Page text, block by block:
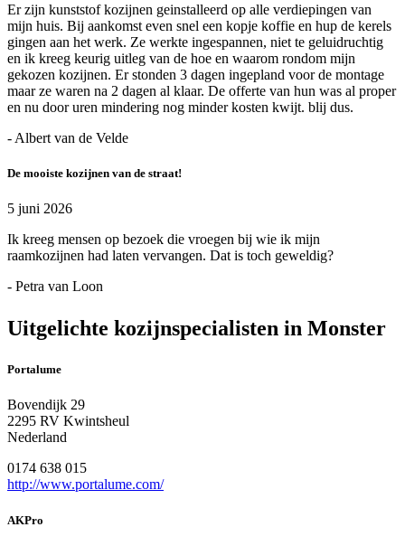
Er zijn kunststof kozijnen geinstalleerd op alle verdiepingen van
mijn huis. Bij aankomst even snel een kopje koffie en hup de kerels
gingen aan het werk. Ze werkte ingespannen, niet te geluidruchtig
en ik kreeg keurig uitleg van de hoe en waarom rondom mijn
gekozen kozijnen. Er stonden 3 dagen ingepland voor de montage
maar ze waren na 2 dagen al klaar. De offerte van hun was al proper
en nu door uren mindering nog minder kosten kwijt. blij dus.
- Albert van de Velde
De mooiste kozijnen van de straat!
5 juni 2026
Ik kreeg mensen op bezoek die vroegen bij wie ik mijn
raamkozijnen had laten vervangen. Dat is toch geweldig?
- Petra van Loon
Uitgelichte kozijnspecialisten in Monster
Portalume
Bovendijk 29
2295 RV Kwintsheul
Nederland
0174 638 015
http://www.portalume.com/
AKPro